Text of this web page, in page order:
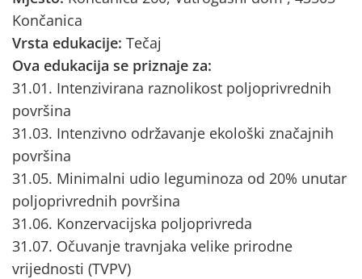
Končanica
Vrsta edukacije: Tečaj
Ova edukacija se priznaje za:
31.01. Intenzivirana raznolikost poljoprivrednih
površina
31.03. Intenzivno održavanje ekološki značajnih
površina
31.05. Minimalni udio leguminoza od 20% unutar
poljoprivrednih površina
31.06. Konzervacijska poljoprivreda
31.07. Očuvanje travnjaka velike prirodne
vrijednosti (TVPV)